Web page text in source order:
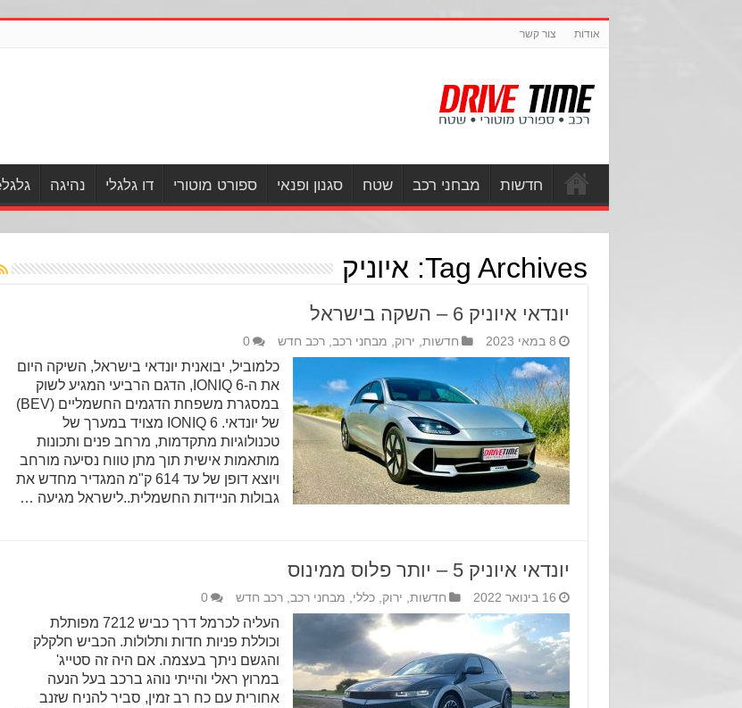
אודות צור קשר
חדשות מבחני רכב שטח סגנון ופנאי ספורט מוטורי דו גלגלי נהיגה גלגלLove
Tag Archives: איוניק
יונדאי איוניק 6 – השקה בישראל
8 במאי 2023 חדשות, ירוק, מבחני רכב,רכב חדש 0
כלמוביל, יבואנית יונדאי בישראל, השיקה היום
את ה-IONIQ 6, הדגם הרביעי המגיע לשוק
במסגרת משפחת הדגמים החשמליים (BEV)
של יונדאי. IONIQ 6 מצויד במערך של
טכנולוגיות מתקדמות, מרחב פנים ותכונות
מותאמות אישית תוך מתן טווח נסיעה מורחב
ויוצא דופן של עד 614 ק"מ המגדיר מחדש את
גבולות הניידות החשמלית..לישראל מגיעה …
יונדאי איוניק 5 – יותר פלוס ממינוס
16 בינואר 2022 חדשות, ירוק,כללי, מבחני רכב,רכב חדש 0
העליה לכרמל דרך כביש 7212 מפותלת
וכוללת פניות חדות ותלולות. הכביש חלקלק
והגשם ניתך בעצמה. אם היה זה סטייג'
במרוץ ראלי והייתי נוהג ברכב בעל הנעה
אחורית עם כח רב זמין, סביר להניח שזנב